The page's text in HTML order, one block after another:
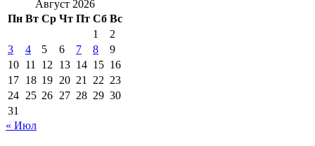
Август 2026
Пн Вт Ср Чт Пт Сб Вс
1
2
3
4 5 6 7 8
9
10 11 12 13 14 15 16
17 18 19 20 21 22 23
24 25 26 27 28 29 30
31
« Июл